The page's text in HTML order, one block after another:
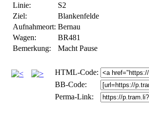
Linie:
S2
Ziel:
Blankenfelde
Aufnahmeort: Bernau
Wagen:
BR481
Bemerkung:
Macht Pause
HTML-Code:
BB-Code:
Perma-Link: